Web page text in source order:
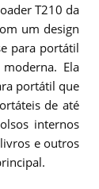
T210 da
um design
para portátil
Ela
portátil que
de até
internos
e outros